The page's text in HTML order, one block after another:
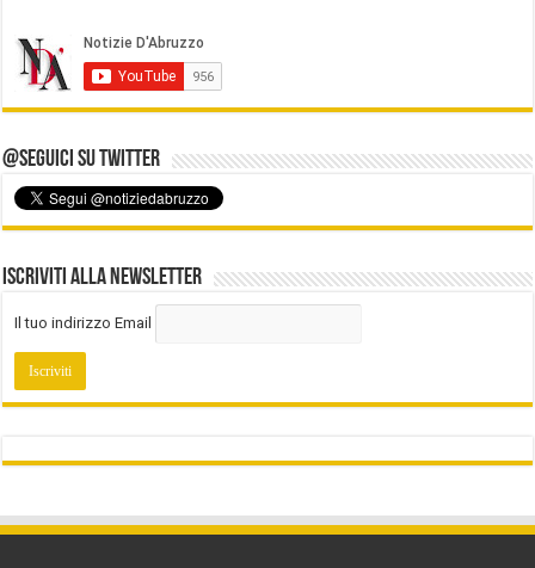
@Seguici su Twitter
Iscriviti alla Newsletter
Il tuo indirizzo Email